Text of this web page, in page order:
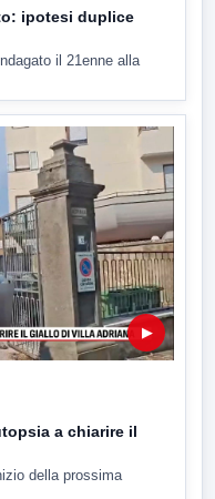
ipotesi duplice
il 21enne alla
▶
a chiarire il
della prossima